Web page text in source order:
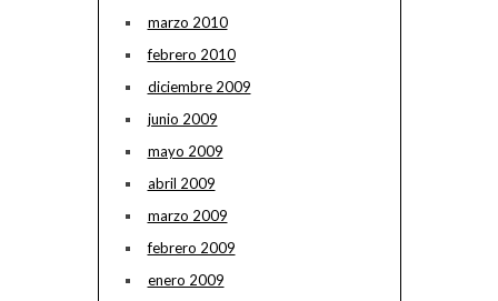
marzo 2010
febrero 2010
diciembre 2009
junio 2009
mayo 2009
abril 2009
marzo 2009
febrero 2009
enero 2009